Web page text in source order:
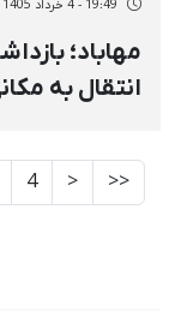
19:49 - 4 خرداد 1405
انتقال به
<<
<
4